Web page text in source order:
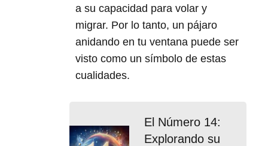
a su capacidad para volar y
migrar. Por lo tanto, un pájaro
anidando en tu ventana puede ser
visto como un símbolo de estas
cualidades.
El Número 14:
Explorando su